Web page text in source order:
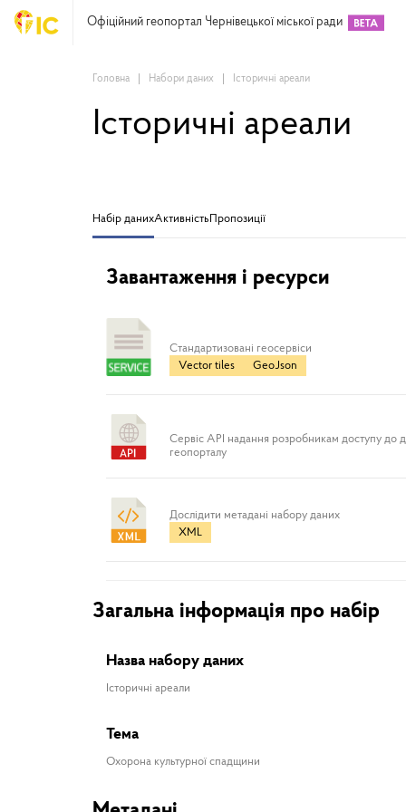
Офіційний геопортал Чернівецької міської ради
Головна Набори даних Історичні ареали
Історичні ареали
Набір данихАктивність Пропозиції
Завантаження і ресурси
Cтандартизовані геосервіси
Vector tiles
GeoJson
Сервіс API надання розробникам доступу до
геопорталу
Дослідити метадані набору даних
XML
Загальна інформація про набір
Назва набору даних
Історичні ареали
Тема
Охорона культурної спадщини